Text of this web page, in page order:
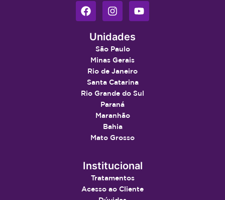
Unidades
São Paulo
Minas Gerais
Rio de Janeiro
Santa Catarina
Rio Grande do Sul
Paraná
Maranhão
Bahia
Mato Grosso
Institucional
Tratamentos
Acesso ao Cliente